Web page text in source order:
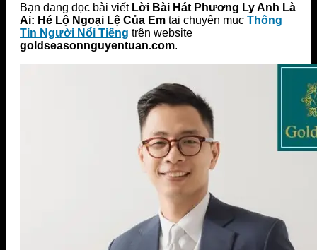
Bạn đang đọc bài viết Lời Bài Hát Phương Ly Anh Là
Ai: Hé Lộ Ngoại Lệ Của Em tại chuyên mục Thông
Tin Người Nổi Tiếng trên website
goldseasonnguyentuan.com.